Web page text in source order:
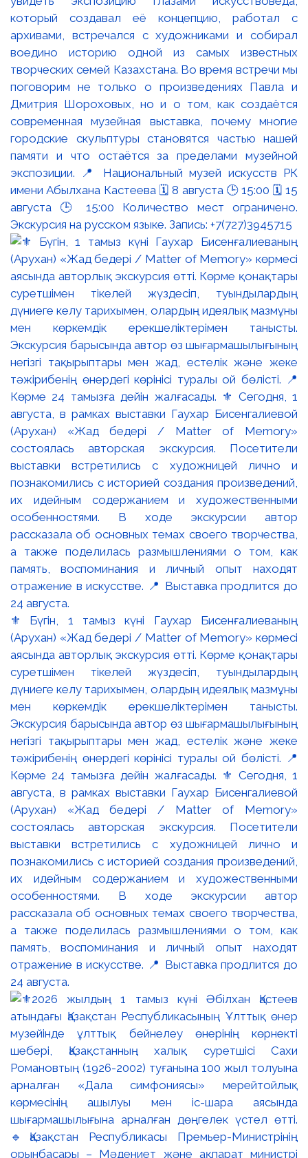
который создавал её концепцию, работал с
архивами, встречался с художниками и собирал
воедино историю одной из самых известных
творческих семей Казахстана. Во время встречи мы
поговорим не только о произведениях Павла и
Дмитрия Шороховых, но и о том, как создаётся
современная музейная выставка, почему многие
городские скульптуры становятся частью нашей
памяти и что остаётся за пределами музейной
экспозиции. 📍 Национальный музей искусств РК
имени Абылхана Кастеева 🗓 8 августа 🕒 15:00 🗓 15
августа 🕒 15:00 Количество мест ограничено.
Экскурсия на русском языке. Запись: +7(727)3945715
⚜️ Бүгін, 1 тамыз күні Гаухар Бисенғалиеваның
(Арухан) «Жад бедері / Matter of Memory» көрмесі
аясында авторлық экскурсия өтті. Көрме қонақтары
суретшімен тікелей жүздесіп, туындылардың
дүниеге келу тарихымен, олардың идеялық мазмұны
мен көркемдік ерекшеліктерімен танысты.
Экскурсия барысында автор өз шығармашылығының
негізгі тақырыптары мен жад, естелік және жеке
тәжірибенің өнердегі көрінісі туралы ой бөлісті. 📍
Көрме 24 тамызға дейін жалғасады. ⚜️ Сегодня, 1
августа, в рамках выставки Гаухар Бисенгалиевой
(Арухан) «Жад бедері / Matter of Memory»
состоялась авторская экскурсия. Посетители
выставки встретились с художницей лично и
познакомились с историей создания произведений,
их идейным содержанием и художественными
особенностями. В ходе экскурсии автор
рассказала об основных темах своего творчества,
а также поделилась размышлениями о том, как
память, воспоминания и личный опыт находят
отражение в искусстве. 📍 Выставка продлится до
24 августа.